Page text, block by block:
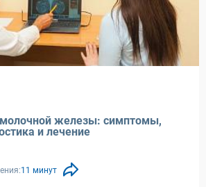
железы: симптомы,
и лечение
11 минут